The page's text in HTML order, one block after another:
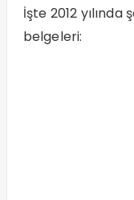
İşte 2012 yılında
belgeleri: